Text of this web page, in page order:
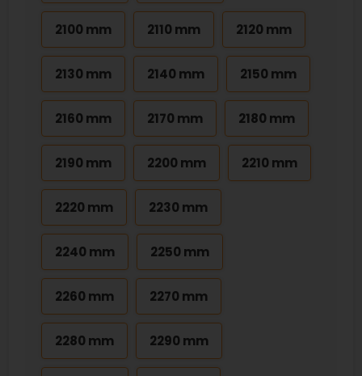
2100 mm 2110 mm 2120 mm
2130 mm 2140 mm 2150 mm
2160 mm 2170 mm 2180 mm
2190 mm 2200 mm 2210 mm
2220 mm 2230 mm
2240 mm 2250 mm
2260 mm 2270 mm
2280 mm 2290 mm